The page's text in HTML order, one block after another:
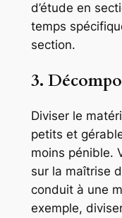
d’étude en
temps
section.
3.
Diviser le
petits et
moins pénible.
sur la maîtrise
conduit à une
exemple,